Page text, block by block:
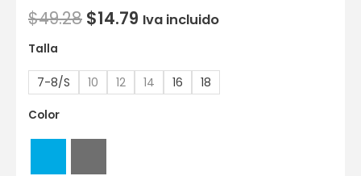
$49.28 $14.79 Iva incluido
Talla
7-8/S 10 12 14 16 18
Color